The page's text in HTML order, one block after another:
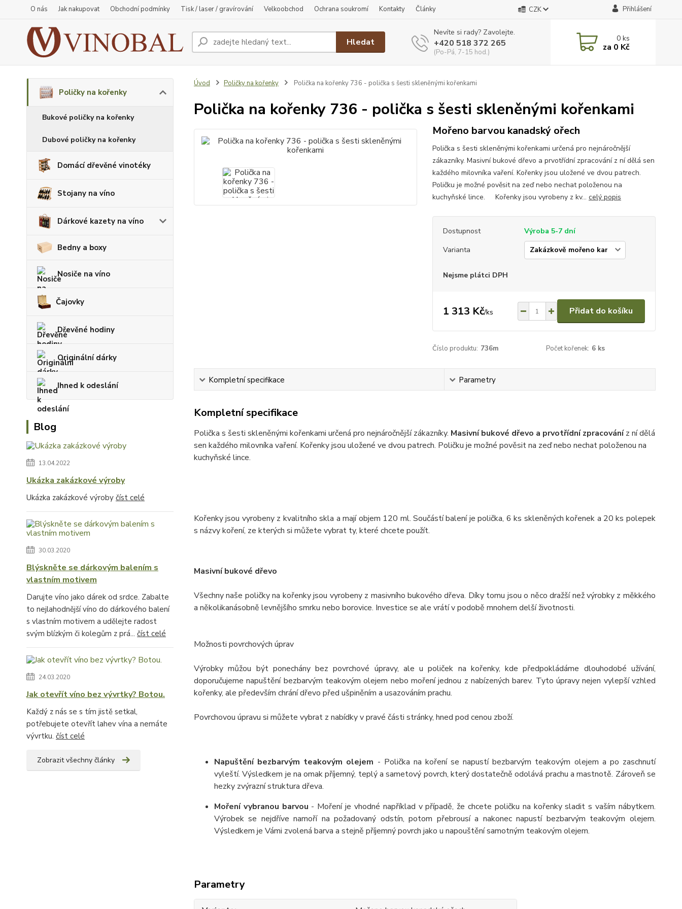
O nás Jak nakupovat Obchodní podmínky Tisk / laser / gravírování Velkoobchod Ochrana soukromí Kontakty Články CZK Přihlášení
Hledat
Nevíte si rady? Zavolejte.
+420 518 372 265
(Po-Pá, 7-15 hod.)
0ks
za 0 Kč
Poličky na kořenky
Bukové poličky na kořenky
Dubové poličky na kořenky
Domácí dřevěné vinotéky
Stojany na víno
Dárkové kazety na víno
Bedny a boxy
Nosiče na víno
Čajovky
Dřevěné hodiny
Originální dárky
Ihned k odeslání
Blog
13.04.2022
Ukázka zakázkové výroby
Ukázka zakázkové výroby číst celé
30.03.2020
Blýskněte se dárkovým balením s
vlastním motivem
Darujte víno jako dárek od srdce. Zabalte
to nejlahodnější víno do dárkového balení
s vlastním motivem a udělejte radost
svým blízkým či kolegům z prá... číst celé
24.03.2020
Jak otevřít víno bez vývrtky? Botou.
Každý z nás se s tím jistě setkal,
potřebujete otevřít lahev vína a nemáte
vývrtku. číst celé
Zobrazit všechny články
Úvod Poličky na kořenky Polička na kořenky 736 - polička s šesti skleněnými kořenkami
Polička na kořenky 736 - polička s šesti skleněnými kořenkami
Mořeno barvou kanadský ořech
Polička s šesti skleněnými kořenkami určená pro nejnáročnější
zákazníky. Masivní bukové dřevo a prvotřídní zpracování z ní dělá sen
každého milovníka vaření. Kořenky jsou uložené ve dvou patrech.
Poličku je možné pověsit na zeď nebo nechat položenou na
kuchyňské lince. Kořenky jsou vyrobeny z kv... celý popis
Dostupnost
Výroba 5-7 dní
Varianta
Nejsme plátci DPH
1 313 Kč/ks Přidat do košíku
Číslo produktu: 736m Počet kořenek: 6 ks
Kompletní specifikace Parametry
Kompletní specifikace
Polička s šesti skleněnými kořenkami určená pro nejnáročnější zákazníky. Masivní bukové dřevo a prvotřídní zpracováníz ní dělá
sen každého milovníka vaření. Kořenky jsou uložené ve dvou patrech. Poličku je možné pověsit na zeď nebo nechat položenou na
kuchyňské lince.
Kořenky jsou vyrobeny z kvalitního skla a mají objem 120 ml. Součástí balení je polička, 6 ks skleněných kořenek a 20 ks polepek
s názvy koření, ze kterých si můžete vybrat ty, které chcete použít.
Masivní bukové dřevo
Všechny naše poličky na kořenky jsou vyrobeny z masivního bukového dřeva. Díky tomu jsou o něco dražší než výrobky z měkkého
a několikanásobně levnějšího smrku nebo borovice. Investice se ale vrátí v podobě mnohem delší životnosti.
Možnosti povrchových úprav
Výrobky můžou být ponechány bez povrchové úpravy, ale u poliček na kořenky, kde předpokládáme dlouhodobé užívání,
doporučujeme napuštění bezbarvým teakovým olejem nebo moření jednou z nabízených barev. Tyto úpravy nejen vylepší vzhled
kořenky, ale především chrání dřevo před ušpiněním a usazováním prachu.
Povrchovou úpravu si můžete vybrat z nabídky v pravé části stránky, hned pod cenou zboží.
Napuštění bezbarvým teakovým olejem - Polička na koření se napustí bezbarvým teakovým olejem a po zaschnutí
vyleští. Výsledkem je na omak příjemný, teplý a sametový povrch, který dostatečně odolává prachu a mastnotě. Zároveň se
hezky zvýrazní struktura dřeva.
Moření vybranou barvou - Moření je vhodné například v případě, že chcete poličku na kořenky sladit s vaším nábytkem.
Výrobek se nejdříve namoří na požadovaný odstín, potom přebrousí a nakonec napustí bezbarvým teakovým olejem.
Výsledkem je Vámi zvolená barva a stejně příjemný povrch jako u napouštění samotným teakovým olejem.
Parametry